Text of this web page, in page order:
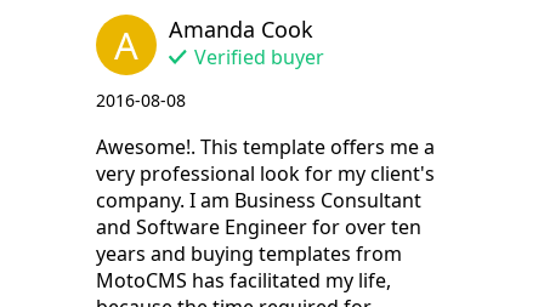
A Amanda Cook
Verified buyer
2016-08-08
Awesome!. This template offers me a
very professional look for my client's
company. I am Business Consultant
and Software Engineer for over ten
years and buying templates from
MotoCMS has facilitated my life,